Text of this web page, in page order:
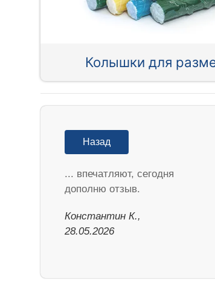
Колышки для
Назад
... впечатляют, сегодня
дополню отзыв.
Константин К.,
28.05.2026